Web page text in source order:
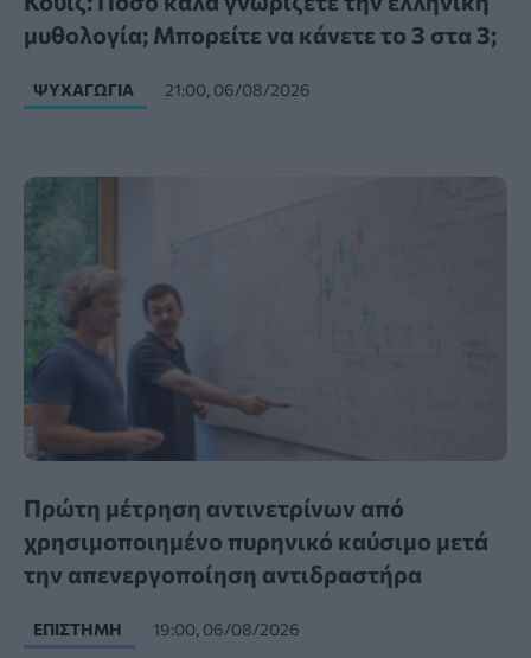
μυθολογία; Μπορείτε να κάνετε το 3 στα 3;
ΨΥΧΑΓΩΓΊΑ 21:00, 06/08/2026
Πρώτη μέτρηση αντινετρίνων από
χρησιμοποιημένο πυρηνικό καύσιμο μετά
την απενεργοποίηση αντιδραστήρα
ΕΠΙΣΤΉΜΗ 19:00, 06/08/2026